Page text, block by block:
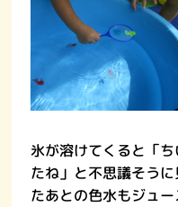
氷が溶けてくると「
たね」と不思議そう
たあとの色水もジュ